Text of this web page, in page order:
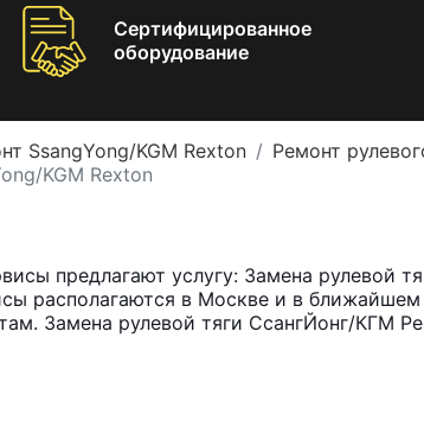
Сертифицированное
оборудование
SsangYong/KGM Rexton
Ремонт
KGM Rexton
предлагают услугу: Замена рулевой
располагаются в Москве и в
Замена рулевой тяги СсангЙонг/КГМ